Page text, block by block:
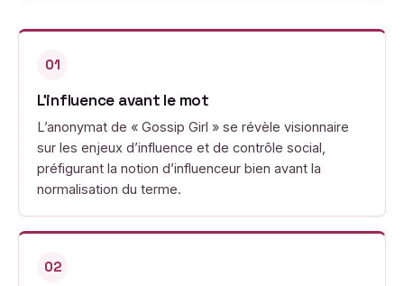
01
L’influence avant le mot
L’anonymat de « Gossip Girl » se révèle visionnaire
sur les enjeux d’influence et de contrôle social,
préfigurant la notion d’influenceur bien avant la
normalisation du terme.
02